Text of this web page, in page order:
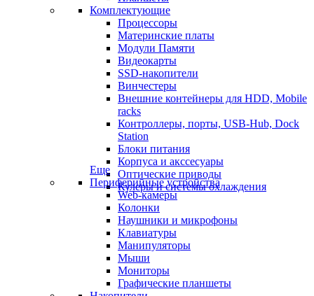
Комплектующие
Процессоры
Материнские платы
Модули Памяти
Видеокарты
SSD-накопители
Винчестеры
Внешние контейнеры для HDD, Mobile
racks
Контроллеры, порты, USB-Hub, Dock
Station
Блоки питания
Корпуса и акссесуары
Оптические приводы
Кулеры и системы охлаждения
Еще
Периферийные устройства
Web-камеры
Колонки
Наушники и микрофоны
Клавиатуры
Манипуляторы
Мыши
Мониторы
Графические планшеты